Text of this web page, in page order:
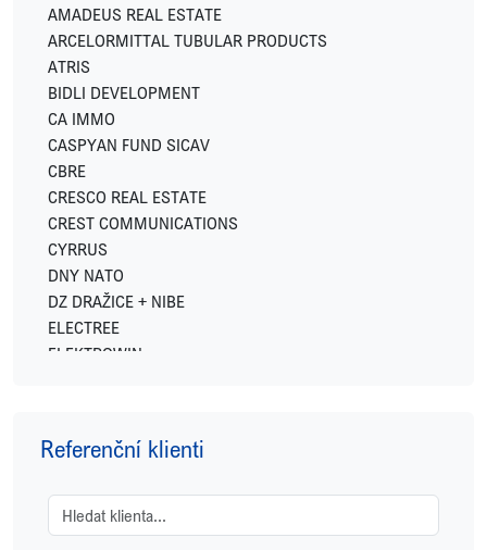
AMADEUS REAL ESTATE
ARCELORMITTAL TUBULAR PRODUCTS
ATRIS
BIDLI DEVELOPMENT
CA IMMO
CASPYAN FUND SICAV
CBRE
CRESCO REAL ESTATE
CREST COMMUNICATIONS
CYRRUS
DNY NATO
DZ DRAŽICE + NIBE
ELECTREE
ELEKTROWIN
FIDELITY INTERNATIONAL
FUTTEC
GEMO
Referenční klienti